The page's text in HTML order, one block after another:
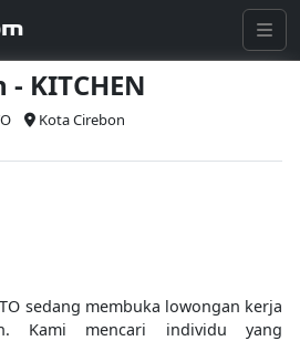
KITCHEN
Kota Cirebon
sedang membuka lowongan kerja
Kami mencari individu yang